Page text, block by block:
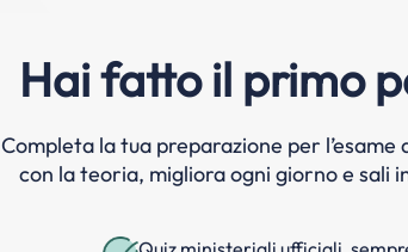
Hai fatto il primo
Completa la tua preparazione per l’esame
con la teoria, migliora ogni giorno e sali